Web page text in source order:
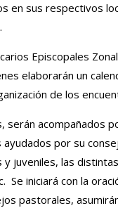
en sus respectivos
Episcopales
elaborarán un
de los
serán acompañados
por su
juveniles, las
iniciará con la
pastorales,